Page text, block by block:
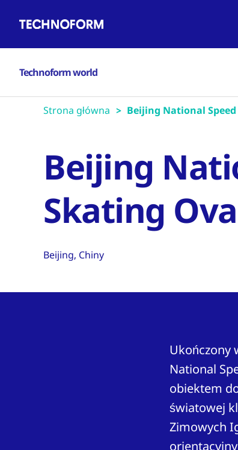
navigation
Technoform world
Strona główna Beijing National
Beijing
Skating
Beijing, Chiny
Ukończony
National
obiektem
światowej
Zimowych